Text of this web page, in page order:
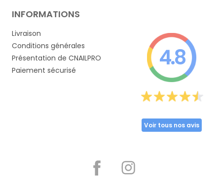
INFORMATIONS
Livraison
Conditions générales
Présentation de CNAILPRO
Paiement sécurisé
4.8
Voir tous nos avis